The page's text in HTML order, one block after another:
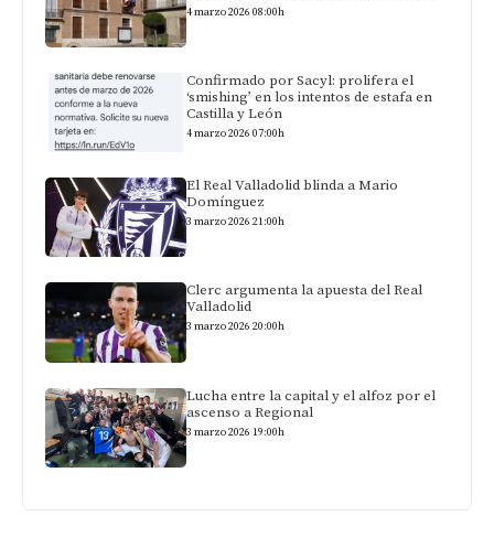
4 marzo 2026 08:00h
Confirmado por Sacyl: prolifera el
‘smishing’ en los intentos de estafa en
Castilla y León
4 marzo 2026 07:00h
El Real Valladolid blinda a Mario
Domínguez
3 marzo 2026 21:00h
Clerc argumenta la apuesta del Real
Valladolid
3 marzo 2026 20:00h
Lucha entre la capital y el alfoz por el
ascenso a Regional
3 marzo 2026 19:00h